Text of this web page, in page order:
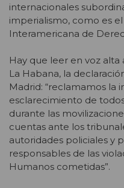
internacionales
imperialismo, como es
Interamericana de
Hay que leer en voz alta
La Habana, la
Madrid: “reclamamos la
esclarecimiento de
durante las
cuentas ante los
autoridades policiales y
responsables de las
Humanos cometidas”.